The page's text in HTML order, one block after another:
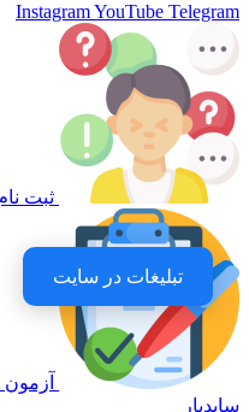
InstagramYouTube Telegram
ثبت
سایدبار
تبلیغات در سایت